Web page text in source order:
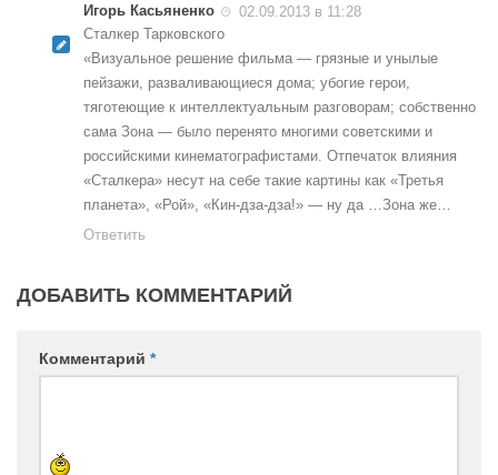
Игорь Касьяненко
02.09.2013 в 11:28
Сталкер Тарковского
«Визуальное решение фильма — грязные и унылые
пейзажи, разваливающиеся дома; убогие герои,
тяготеющие к интеллектуальным разговорам; собственно
сама Зона — было перенято многими советскими и
российскими кинематографистами. Отпечаток влияния
«Сталкера» несут на себе такие картины как «Третья
планета», «Рой», «Кин-дза-дза!» — ну да …Зона же…
Ответить
ДОБАВИТЬ КОММЕНТАРИЙ
Комментарий *